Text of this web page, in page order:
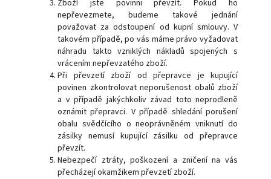
Zboží jste povinni převzít. Pokud ho
nepřevezmete, budeme takové jednání
považovat za odstoupení od kupní smlouvy. V
takovém případě, po vás máme právo vyžadovat
náhradu takto vzniklých nákladů spojených s
vrácením nepřevzatého zboží.
Při převzetí zboží od přepravce je kupující
povinen zkontrolovat neporušenost obalů zboží
a v případě jakýchkoliv závad toto neprodleně
oznámit přepravci. V případě shledání porušení
obalu svědčícího o neoprávněném vniknutí do
zásilky nemusí kupující zásilku od přepravce
převzít.
Nebezpečí ztráty, poškození a zničení na vás
přecházejí okamžikem převzetí zboží.